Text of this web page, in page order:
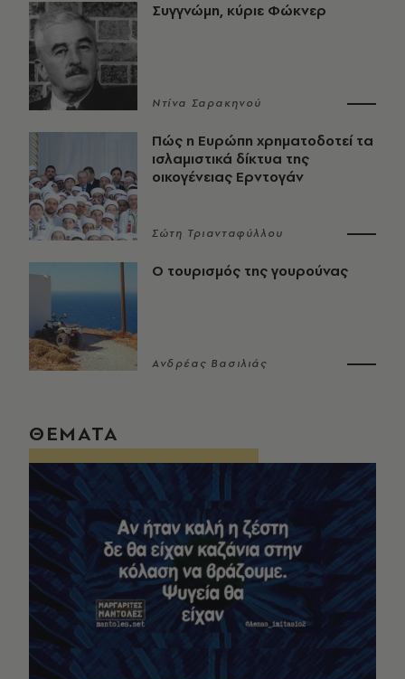
Συγγνώμη, κύριε Φώκνερ
Ντίνα Σαρακηνού
Πώς η Ευρώπη χρηματοδοτεί τα
ισλαμιστικά δίκτυα της
οικογένειας Ερντογάν
Σώτη Τριανταφύλλου
Ο τουρισμός της γουρούνας
Ανδρέας Βασιλιάς
ΘΕΜΑΤΑ